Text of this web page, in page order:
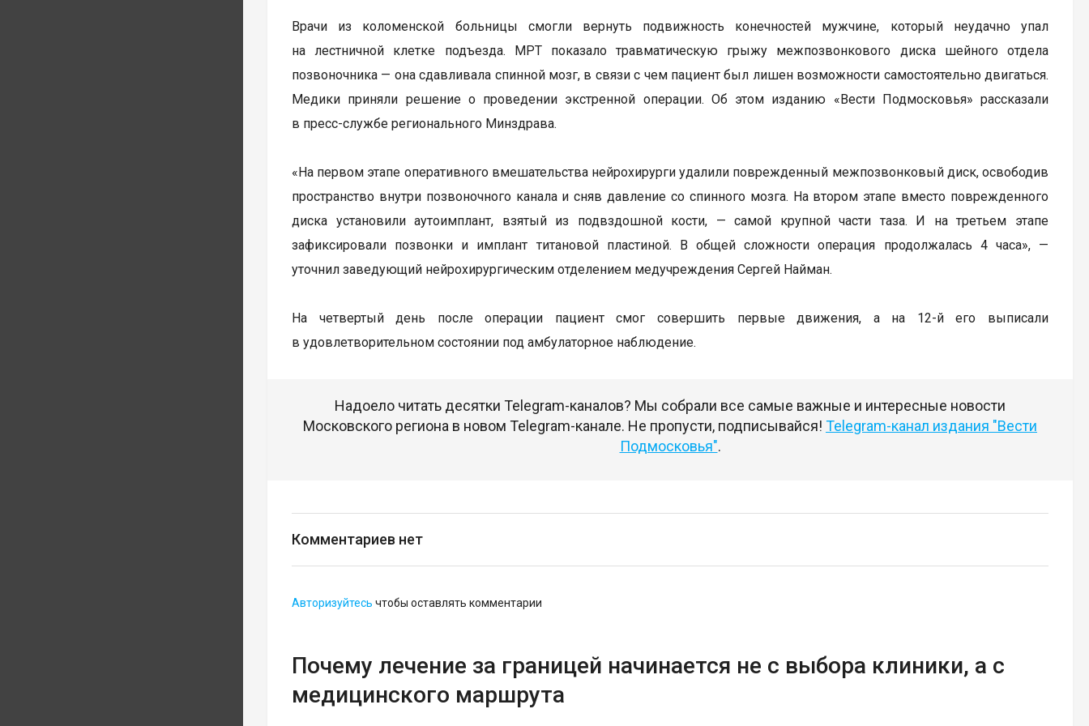
Врачи из коломенской больницы смогли вернуть подвижность конечностей мужчине, который неудачно упал
на лестничной клетке подъезда. МРТ показало травматическую грыжу межпозвонкового диска шейного отдела
позвоночника — она сдавливала спинной мозг, в связи с чем пациент был лишен возможности самостоятельно двигаться.
Медики приняли решение о проведении экстренной операции. Об этом изданию «Вести Подмосковья» рассказали
в пресс-службе регионального Минздрава.
«На первом этапе оперативного вмешательства нейрохирурги удалили поврежденный межпозвонковый диск, освободив
пространство внутри позвоночного канала и сняв давление со спинного мозга. На втором этапе вместо поврежденного
диска установили аутоимплант, взятый из подвздошной кости, — самой крупной части таза. И на третьем этапе
зафиксировали позвонки и имплант титановой пластиной. В общей сложности операция продолжалась 4 часа», —
уточнил заведующий нейрохирургическим отделением медучреждения Сергей Найман.
На четвертый день после операции пациент смог совершить первые движения, а на 12-й его выписали
в удовлетворительном состоянии под амбулаторное наблюдение.
Надоело читать десятки Telegram-каналов? Мы собрали все самые важные и интересные новости
Московского региона в новом Telegram-канале. Не пропусти, подписывайся! Telegram-канал издания "Вести
Подмосковья".
Комментариев нет
Авторизуйтесь чтобы оставлять комментарии
Почему лечение за границей начинается не с выбора клиники, а с
медицинского маршрута